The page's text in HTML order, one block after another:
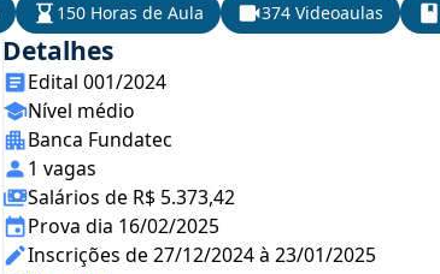
150 Horas de Aula 374 Videoaulas
Detalhes
Edital 001/2024
Nível médio
Banca Fundatec
1 vagas
Salários de R$ 5.373,42
Prova dia 16/02/2025
Inscrições de 27/12/2024 à 23/01/2025